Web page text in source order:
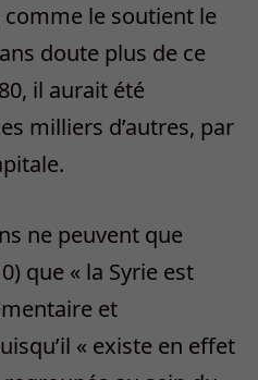
le soutient le
doute plus de ce
il aurait été
milliers d’autres, par
ne peuvent que
que « la Syrie est
et
« existe en effet